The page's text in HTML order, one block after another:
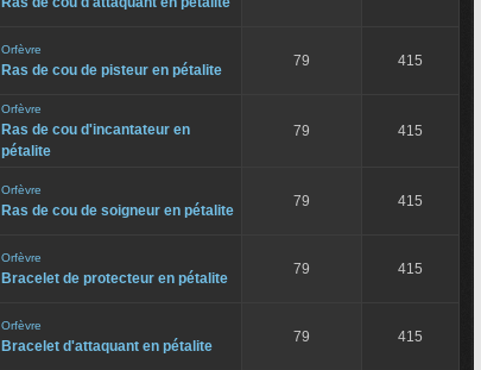
Orfèvre
Ras de cou de pisteur en pétalite
79 415
Orfèvre
Ras de cou d'incantateur en
pétalite
79 415
Orfèvre
Ras de cou de soigneur en pétalite
79 415
Orfèvre
Bracelet de protecteur en pétalite
79 415
Orfèvre
Bracelet d'attaquant en pétalite
79 415